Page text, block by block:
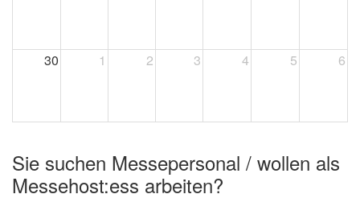
30 1 2 3 4 5 6
Sie suchen Messepersonal / wollen als
Messehost:ess arbeiten?